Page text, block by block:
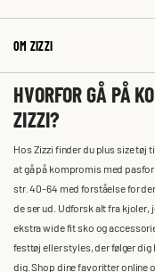
OM ZIZZI
HVORFOR GÅ PÅ
ZIZZI?
Hos Zizzi finder du plus size tøj
at gå på kompromis med
str. 40-64 med forståelse for
de ser ud. Udforsk alt fra
ekstra wide fit sko og
festtøj eller styles, der følger dig
dig. Shop dine favoritter online